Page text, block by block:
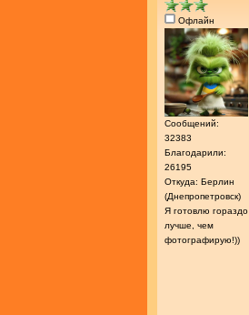
Офлайн
Сообщений:
32383
Благодарили:
26195
Откуда: Берлин
(Днепропетровск)
Я готовлю гораздо
лучше, чем
фотографирую!))